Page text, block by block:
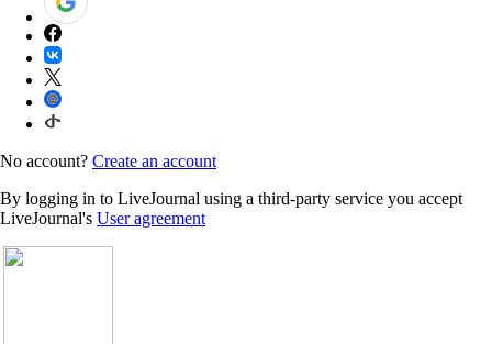
No account? Create an account
By logging in to LiveJournal using a third-party service you accept
LiveJournal's User agreement